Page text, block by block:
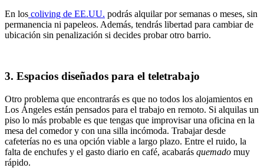
En los coliving de EE.UU. podrás alquilar por semanas o meses, sin
permanencia ni papeleos. Además, tendrás libertad para cambiar de
ubicación sin penalización si decides probar otro barrio.
3. Espacios diseñados para el teletrabajo
Otro problema que encontrarás es que no todos los alojamientos en
Los Ángeles están pensados para el trabajo en remoto. Si alquilas un
piso lo más probable es que tengas que improvisar una oficina en la
mesa del comedor y con una silla incómoda. Trabajar desde
cafeterías no es una opción viable a largo plazo. Entre el ruido, la
falta de enchufes y el gasto diario en café, acabarás quemado muy
rápido.